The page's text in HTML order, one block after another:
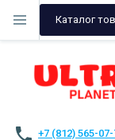
Каталог
+7 (812) 565-